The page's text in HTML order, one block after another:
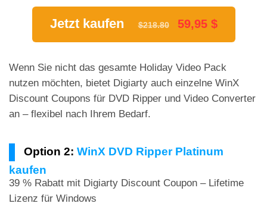
Jetzt kaufen $218.80 59,95 $
Wenn Sie nicht das gesamte Holiday Video Pack
nutzen möchten, bietet Digiarty auch einzelne WinX
Discount Coupons für DVD Ripper und Video Converter
an – flexibel nach Ihrem Bedarf.
Option 2: WinX DVD Ripper Platinum
kaufen
39 % Rabatt mit Digiarty Discount Coupon – Lifetime
Lizenz für Windows